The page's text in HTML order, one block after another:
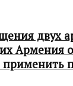
двух
Армения
применить